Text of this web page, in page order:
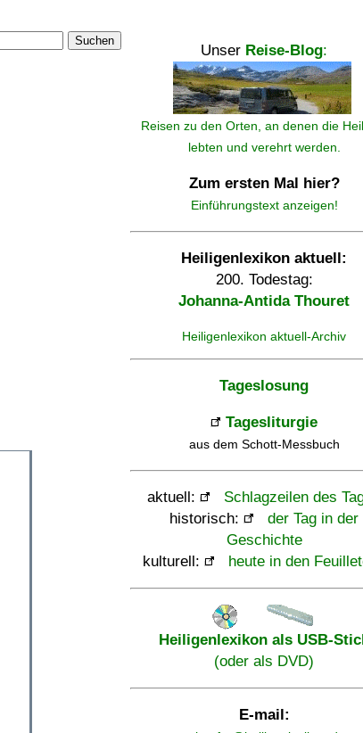
Suchen
Unser Reise-Blog:
Reisen zu den Orten, an denen die
lebten und verehrt werden.
Zum ersten Mal hier?
Einführungstext anzeigen!
Heiligenlexikon aktuell:
200. Todestag:
Johanna-Antida Thouret
Heiligenlexikon aktuell-Archiv
Tageslosung
Tagesliturgie
aus dem Schott-Messbuch
aktuell:
Schlagzeilen des
historisch:
der Tag in der
Geschichte
kulturell:
heute in den
Heiligenlexikon als USB-
(oder als DVD)
E-mail: